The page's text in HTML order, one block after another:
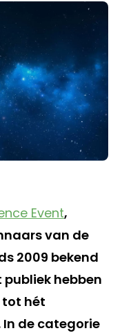
Event,
van de
2009 bekend
hebben
tot hét
de categorie